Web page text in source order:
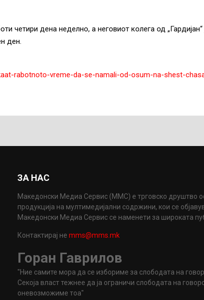
четири дена неделно, а неговиот колега од „Гардијан“
ден.
rabotnoto-vreme-da-se-namali-od-osum-na-shest-
ЗА НАС
Македонски Медиа Сервис (ММС) е трговско друштво
продукција на мултимедијални содржини, кои се
Македонски Медиа Сервис се наменети за широката
Контактирај неmms@mms.mk
Горан Гаврилов
"Ние самите мора да се избориме за слободата на
Секоја власт тежнее да ја ограничи слободата на
оневозможиме тоа"